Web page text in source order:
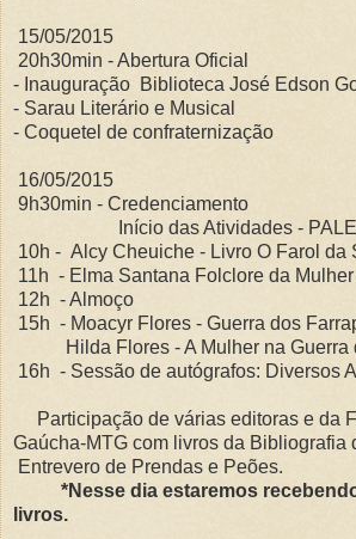
15/05/2015
20h30min - Abertura Oficial
- Inauguração Biblioteca José Edson
- Sarau Literário e Musical
- Coquetel de confraternização
16/05/2015
9h30min - Credenciamento
Início das Atividades -
10h - Alcy Cheuiche - Livro O Farol da
11h - Elma Santana Folclore da
12h - Almoço
15h - Moacyr Flores - Guerra dos
Hilda Flores - A Mulher na Guerra
16h - Sessão de autógrafos: Diversos
Participação de várias editoras e da
Gaúcha-MTG com livros da Bibliografia
Entrevero de Prendas e Peões.
*Nesse dia estaremos
livros.